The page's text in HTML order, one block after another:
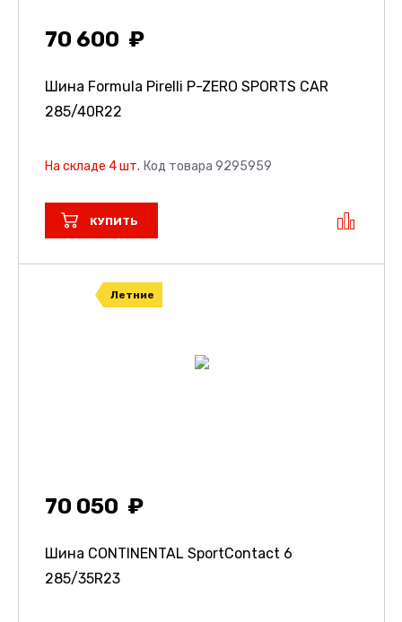
70 600
Шина Formula Pirelli P-ZERO SPORTS CAR
285/40R22
На складе 4 шт. Код товара 9295959
КУПИТЬ
Летние
70 050
Шина CONTINENTAL SportContact 6
285/35R23